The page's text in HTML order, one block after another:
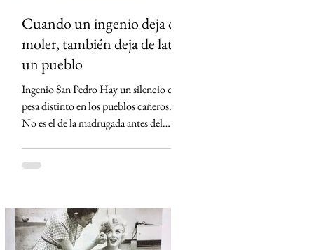
Cuando un ingenio deja de
moler, también deja de latir
un pueblo
Ingenio San Pedro Hay un silencio que
pesa distinto en los pueblos cañeros.
No es el de la madrugada antes del
que queda cuando un ingenio apaga sus
en Lerdo de Tejada, Veracruz. El
Ingenio San Pedro, durante décadas el
corazón económico de Los Tuxtlas,